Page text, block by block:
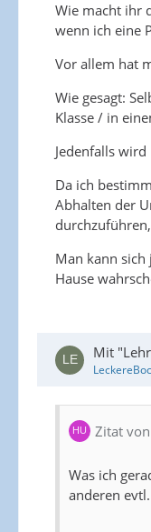
Wie macht ihr
wenn ich eine
Vor allem hat
Wie gesagt:
Klasse / in
Jedenfalls
Da ich
Abhalten der
Man kann sich
Hause
Mit
Zitat
Was ich
anderen